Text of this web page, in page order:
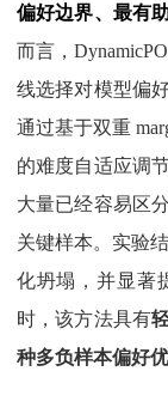
偏好边界、最有
而言，
线选择对模型偏
通过基于双重
的难度自适应调
大量已经容易区
关键样本。实验
化坍塌，并显著
时，该方法具有
种多负样本偏好